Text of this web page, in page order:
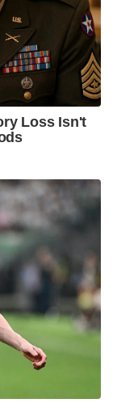
arca
de salário do
comprometa
ano.
Loss Isn't